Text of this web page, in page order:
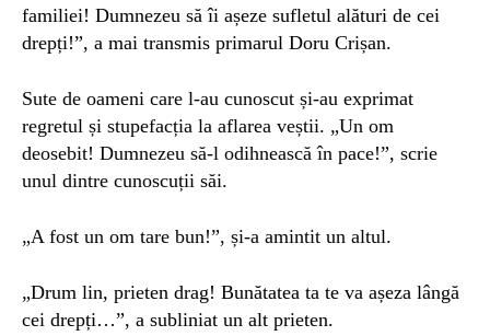
familiei! Dumnezeu să îi așeze sufletul alături de cei
drepți!”, a mai transmis primarul Doru Crișan.
Sute de oameni care l-au cunoscut și-au exprimat
regretul și stupefacția la aflarea veștii. „Un om
deosebit! Dumnezeu să-l odihnească în pace!”, scrie
unul dintre cunoscuții săi.
„A fost un om tare bun!”, și-a amintit un altul.
„Drum lin, prieten drag! Bunătatea ta te va așeza lângă
cei drepți…”, a subliniat un alt prieten.